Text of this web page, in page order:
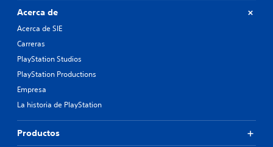
Acerca de
Acerca de SIE
Carreras
PlayStation Studios
PlayStation Productions
Empresa
La historia de PlayStation
Productos